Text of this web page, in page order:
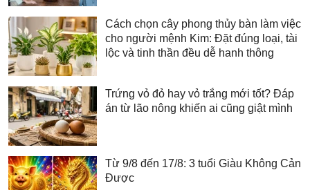
Cách chọn cây phong thủy bàn làm việc
cho người mệnh Kim: Đặt đúng loại, tài
lộc và tinh thần đều dễ hanh thông
Trứng vỏ đỏ hay vỏ trắng mới tốt? Đáp
án từ lão nông khiến ai cũng giật mình
Từ 9/8 đến 17/8: 3 tuổi Giàu Không Cản
Được